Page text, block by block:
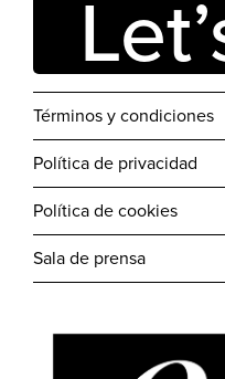
Términos y condiciones
Política de privacidad
Política de cookies
Sala de prensa